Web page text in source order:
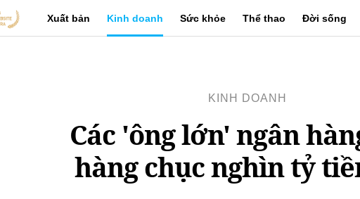
Xuất bản Kinh doanh Sức khỏe Thể thao Đời sống
KINH DOANH
Các 'ông lớn' ngân
hàng chục nghìn tỷ